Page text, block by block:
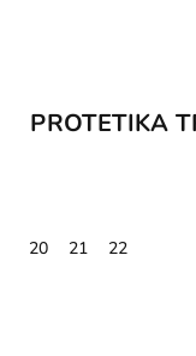
PROTETIKA
20
21
22